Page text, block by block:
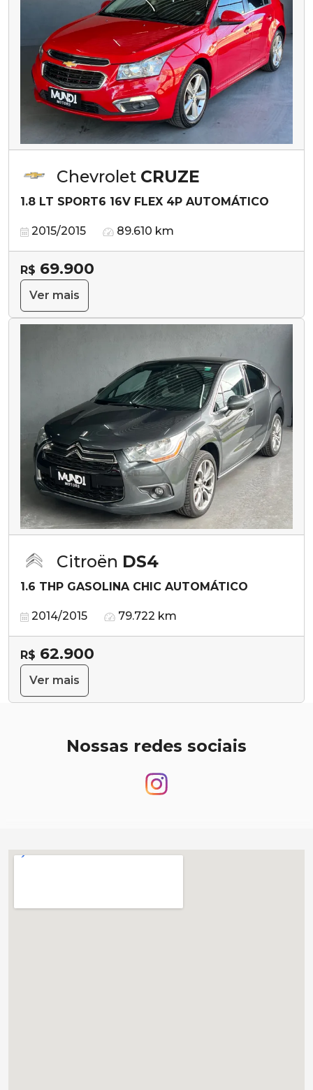
Chevrolet CRUZE
1.8 LT SPORT6 16V FLEX 4P AUTOMÁTICO
2015/2015 89.610 km
R$ 69.900
Ver mais
Citroën DS4
1.6 THP GASOLINA CHIC AUTOMÁTICO
2014/2015 79.722 km
R$ 62.900
Ver mais
Nossas redes sociais